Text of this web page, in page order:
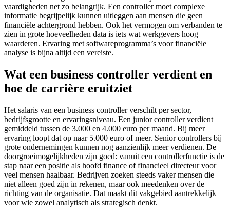
vaardigheden net zo belangrijk. Een controller moet complexe
informatie begrijpelijk kunnen uitleggen aan mensen die geen
financiële achtergrond hebben. Ook het vermogen om verbanden te
zien in grote hoeveelheden data is iets wat werkgevers hoog
waarderen. Ervaring met softwareprogramma’s voor financiële
analyse is bijna altijd een vereiste.
Wat een business controller verdient en
hoe de carrière eruitziet
Het salaris van een business controller verschilt per sector,
bedrijfsgrootte en ervaringsniveau. Een junior controller verdient
gemiddeld tussen de 3.000 en 4.000 euro per maand. Bij meer
ervaring loopt dat op naar 5.000 euro of meer. Senior controllers bij
grote ondernemingen kunnen nog aanzienlijk meer verdienen. De
doorgroeimogelijkheden zijn goed: vanuit een controllerfunctie is de
stap naar een positie als hoofd finance of financieel directeur voor
veel mensen haalbaar. Bedrijven zoeken steeds vaker mensen die
niet alleen goed zijn in rekenen, maar ook meedenken over de
richting van de organisatie. Dat maakt dit vakgebied aantrekkelijk
voor wie zowel analytisch als strategisch denkt.